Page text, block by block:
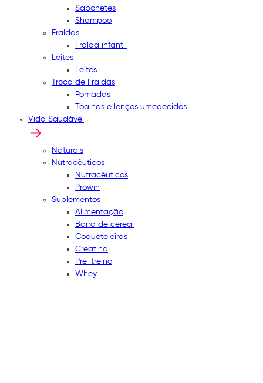
Sabonetes
Shampoo
Fraldas
Fralda infantil
Leites
Leites
Troca de Fraldas
Pomadas
Toalhas e lenços umedecidos
Vida Saudável
Naturais
Nutracêuticos
Nutracêuticos
Prowin
Suplementos
Alimentação
Barra de cereal
Coqueteleiras
Creatina
Pré-treino
Whey